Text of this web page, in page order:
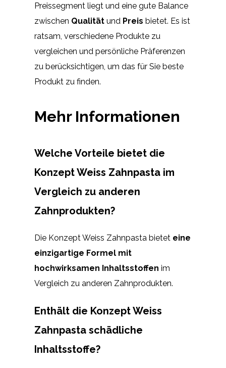
Preissegment liegt und eine gute Balance
zwischen Qualität und Preis bietet. Es ist
ratsam, verschiedene Produkte zu
vergleichen und persönliche Präferenzen
zu berücksichtigen, um das für Sie beste
Produkt zu finden.
Mehr Informationen
Welche Vorteile bietet die
Konzept Weiss Zahnpasta im
Vergleich zu anderen
Zahnprodukten?
Die Konzept Weiss Zahnpasta bietet eine
einzigartige Formel mit
hochwirksamen Inhaltsstoffen im
Vergleich zu anderen Zahnprodukten.
Enthält die Konzept Weiss
Zahnpasta schädliche
Inhaltsstoffe?